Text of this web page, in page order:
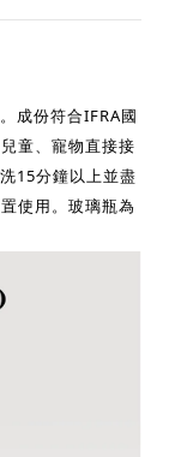
成份符合IFRA國
童、寵物直接接
15分鐘以上並盡
使用。玻璃瓶為